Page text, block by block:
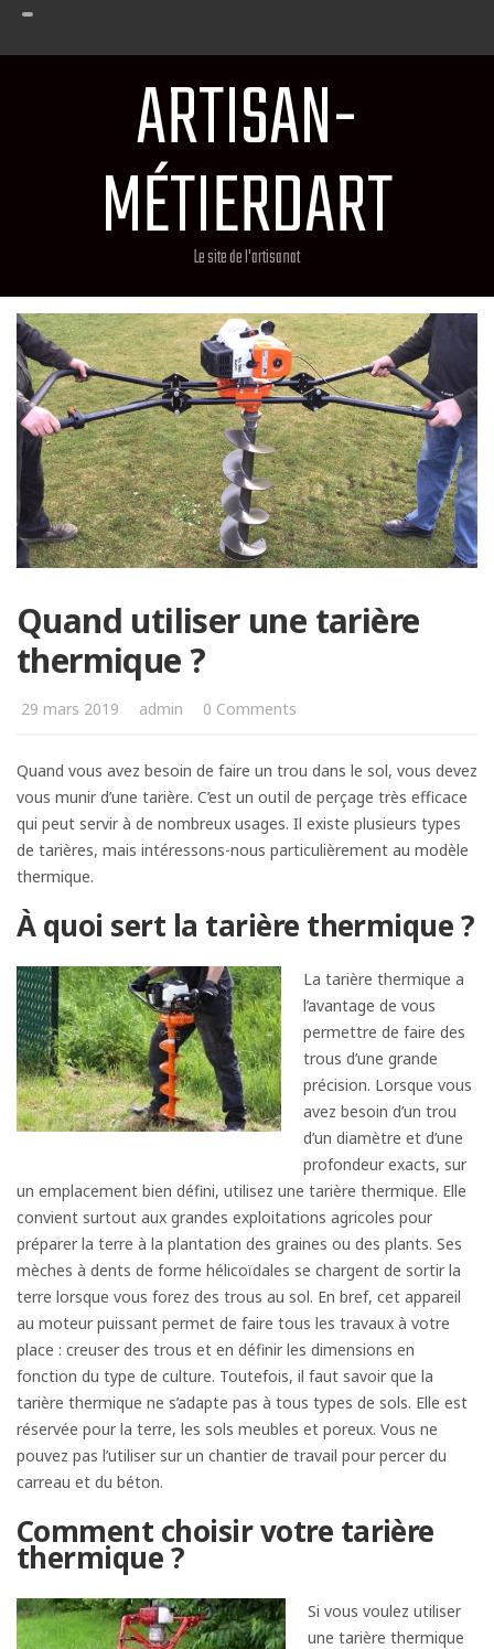
ARTISAN-
MÉTIERDART
Le site de l'artisanat
Quand utiliser une tarière
thermique ?
29 mars 2019 admin 0 Comments
Quand vous avez besoin de faire un trou dans le sol, vous devez
vous munir d’une tarière. C’est un outil de perçage très efficace
qui peut servir à de nombreux usages. Il existe plusieurs types
de tarières, mais intéressons-nous particulièrement au modèle
thermique.
À quoi sert la tarière thermique ?
La tarière thermique a
l’avantage de vous
permettre de faire des
trous d’une grande
précision. Lorsque vous
avez besoin d’un trou
d’un diamètre et d’une
profondeur exacts, sur
un emplacement bien défini, utilisez une tarière thermique. Elle
convient surtout aux grandes exploitations agricoles pour
préparer la terre à la plantation des graines ou des plants. Ses
mèches à dents de forme hélicoïdales se chargent de sortir la
terre lorsque vous forez des trous au sol. En bref, cet appareil
au moteur puissant permet de faire tous les travaux à votre
place : creuser des trous et en définir les dimensions en
fonction du type de culture. Toutefois, il faut savoir que la
tarière thermique ne s’adapte pas à tous types de sols. Elle est
réservée pour la terre, les sols meubles et poreux. Vous ne
pouvez pas l’utiliser sur un chantier de travail pour percer du
carreau et du béton.
Comment choisir votre tarière
thermique ?
Si vous voulez utiliser
une tarière thermique